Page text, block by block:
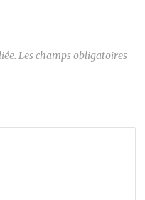
Les champs obligatoires